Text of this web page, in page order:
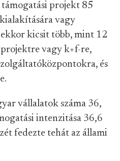
támogatási projekt 85
vagy
kicsit több, mint 12
vagy k+f-re,
és
vállalatok száma 36,
intenzitása 36,6
fedezte tehát az állami